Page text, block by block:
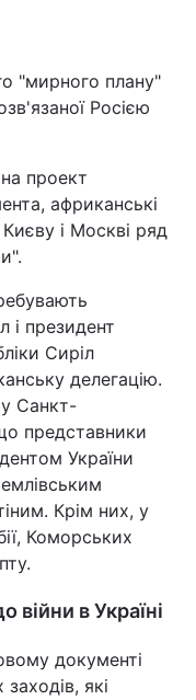
"мирного плану"
Росією
проект
африканські
і Москві ряд
і президент
Сиріл
делегацію.
Санкт-
представники
України
Крім них, у
Коморських
в Україні
документі
які